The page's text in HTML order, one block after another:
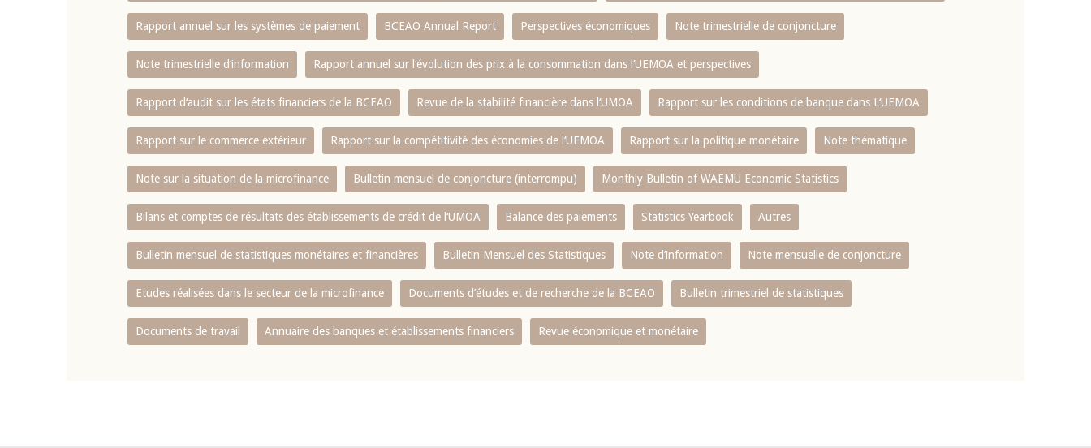
Rapport annuel sur les systèmes de paiement BCEAO Annual Report Perspectives économiques Note trimestrielle de conjoncture
Note trimestrielle d‘information Rapport annuel sur l‘évolution des prix à la consommation dans l‘UEMOA et perspectives
Rapport d‘audit sur les états financiers de la BCEAO Revue de la stabilité financière dans l‘UMOA Rapport sur les conditions de banque dans L‘UEMOA
Rapport sur le commerce extérieur Rapport sur la compétitivité des économies de l‘UEMOA Rapport sur la politique monétaire Note thématique
Note sur la situation de la microfinance Bulletin mensuel de conjoncture (interrompu) Monthly Bulletin of WAEMU Economic Statistics
Bilans et comptes de résultats des établissements de crédit de l‘UMOA Balance des paiements Statistics Yearbook Autres
Bulletin mensuel de statistiques monétaires et financières Bulletin Mensuel des Statistiques Note d’information Note mensuelle de conjoncture
Etudes réalisées dans le secteur de la microfinance Documents d’études et de recherche de la BCEAO Bulletin trimestriel de statistiques
Documents de travail Annuaire des banques et établissements financiers Revue économique et monétaire